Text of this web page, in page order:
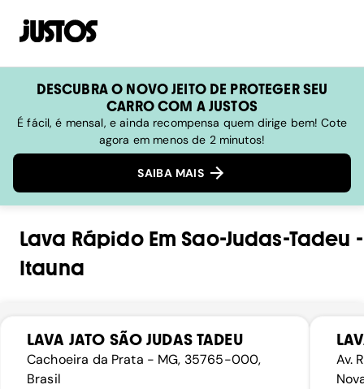
DESCUBRA O NOVO JEITO DE PROTEGER SEU
CARRO COM A JUSTOS
É fácil, é mensal, e ainda recompensa quem dirige bem! Cote
agora em menos de 2 minutos!
SAIBA MAIS
Lava RápidoEm Sao-Judas-Tadeu -
Itauna
LAVA JATO SÃO JUDAS TADEU
Cachoeira da Prata - MG, 35765-000,
Brasil
Av.